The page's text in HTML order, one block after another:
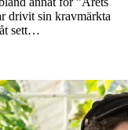
drivit sin kravmärkta
sett…